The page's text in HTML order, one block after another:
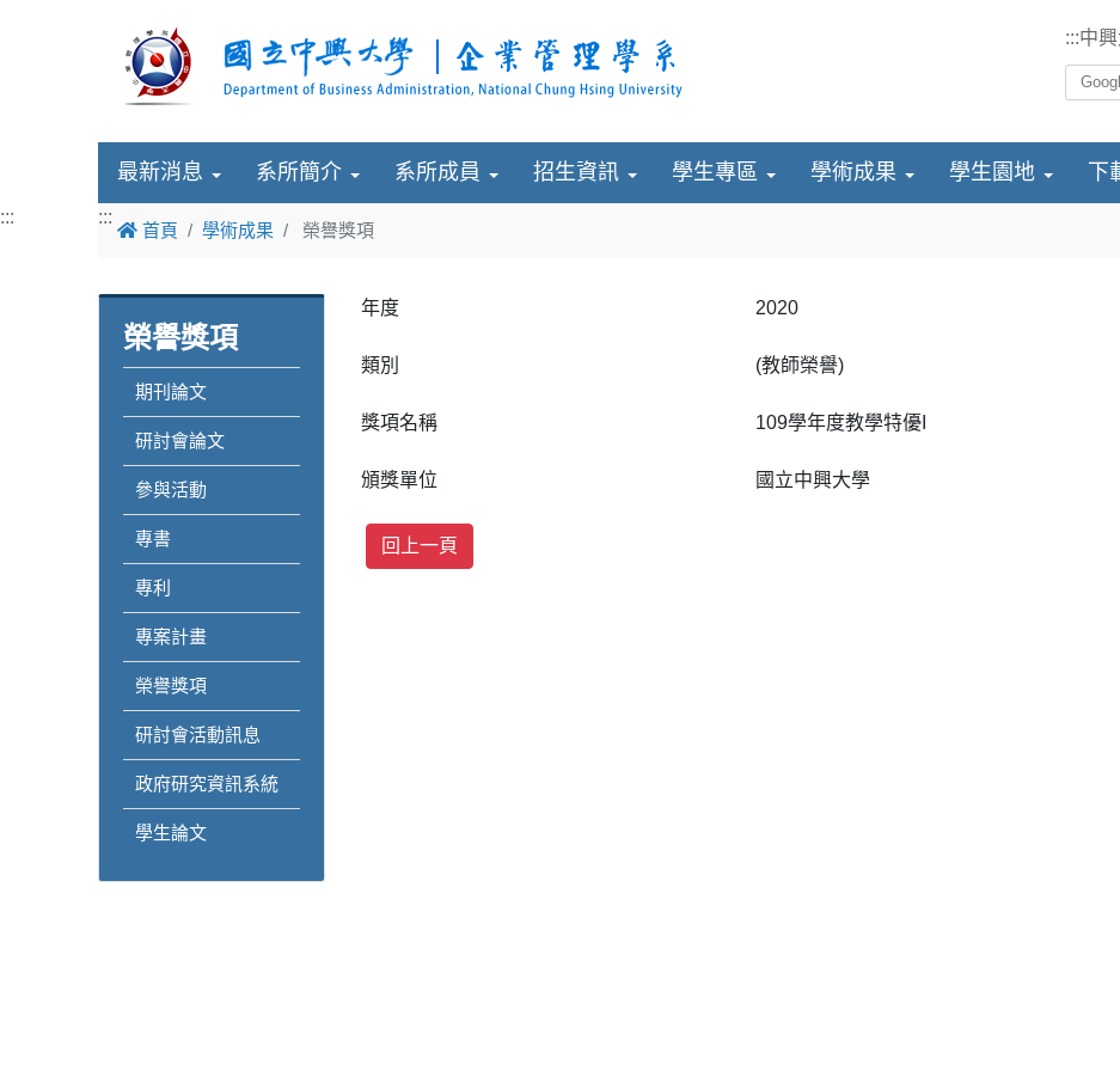
:::中
最新消息 系所簡介 系所成員 招生資訊 學生專區 學術成果 學生園地
::: :::
首頁 學術成果 榮譽獎項
榮譽獎項
期刊論文
研討會論文
參與活動
專書
專利
專案計畫
榮譽獎項
研討會活動訊息
政府研究資訊系統
學生論文
年度 2020
類別 (教師榮譽)
獎項名稱 109學年度教學特優I
頒獎單位 國立中興大學